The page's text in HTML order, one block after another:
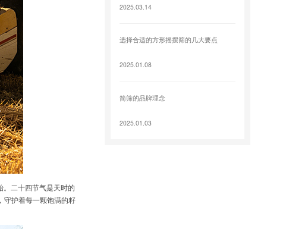
二十四节气是天时的
守护着每一颗饱满的籽
2025.03.14
选择合适的方形摇摆筛的几大要点
2025.01.08
简筛的品牌理念
2025.01.03